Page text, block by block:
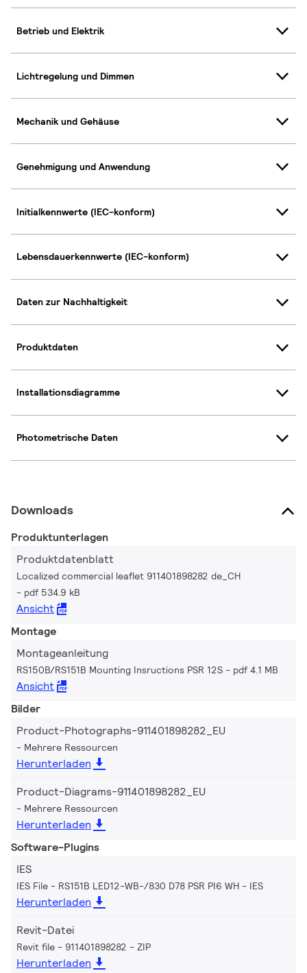
Betrieb und Elektrik
Lichtregelung und Dimmen
Mechanik und Gehäuse
Genehmigung und Anwendung
Initialkennwerte (IEC-konform)
Lebensdauerkennwerte (IEC-konform)
Daten zur Nachhaltigkeit
Produktdaten
Installationsdiagramme
Photometrische Daten
Downloads
Produktunterlagen
Produktdatenblatt
Localized commercial leaflet 911401898282 de_CH
pdf 534.9 kB
Ansicht
Montage
Montageanleitung
RS150B/RS151B Mounting Insructions PSR 12S pdf 4.1 MB
Ansicht
Bilder
Product-Photographs-911401898282_EU
Mehrere Ressourcen
Herunterladen
Product-Diagrams-911401898282_EU
Mehrere Ressourcen
Herunterladen
Software-Plugins
IES
IES File - RS151B LED12-WB-/830 D78 PSR PI6 WH IES
Herunterladen
Revit-Datei
Revit file - 911401898282 ZIP
Herunterladen